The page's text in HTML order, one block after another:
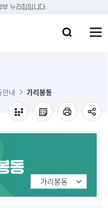
가기
누리집입니다.
안내 가리봉동